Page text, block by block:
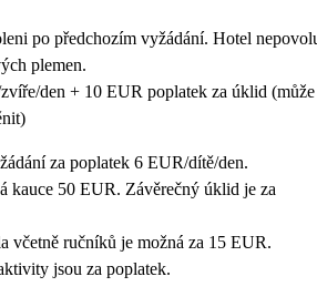
po předchozím vyžádání. Hotel
plemen.
den + 10 EUR poplatek za úklid (může
za poplatek 6 EUR/dítě/den.
kauce 50 EUR. Závěrečný úklid je za
včetně ručníků je možná za 15 EUR.
jsou za poplatek.